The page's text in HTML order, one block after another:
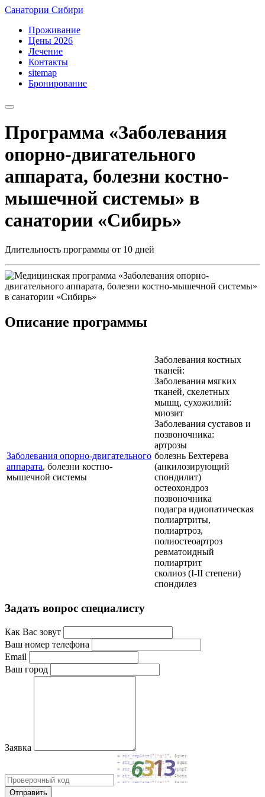
Санатории Сибири
Проживание
Цены 2026
Лечение
Контакты
sitemap
Бронирование
Программа «Заболевания
опорно-двигательного
аппарата, болезни костно-
мышечной системы» в
санатории «Сибирь»
Длительность программы от 10 дней
Описание программы
Заболевания опорно-двигательного
аппарата, болезни костно-
мышечной системы
Заболевания костных
тканей:
Заболевания мягких
тканей, скелетных
мышц, сухожилий:
миозит
Заболевания суставов и
позвоночника:
артрозы
болезнь Бехтерева
(анкилозирующий
спондилит)
остеохондроз
позвоночника
подагра идиопатическая
полиартриты,
полиартроз,
полиостеоартроз
ревматоидный
полиартрит
сколиоз (I-II степени)
спондилез
Задать вопрос специалисту
Как Вас зовут
Ваш номер телефона
Email
Ваш город
Заявка